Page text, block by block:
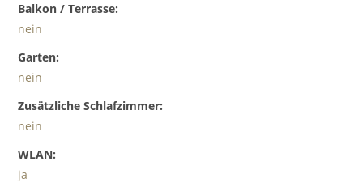
Balkon / Terrasse:
nein
Garten:
nein
Zusätzliche Schlafzimmer:
nein
WLAN:
ja